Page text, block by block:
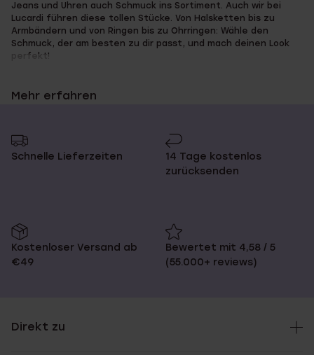
Jeans und Uhren auch Schmuck ins Sortiment. Auch wir bei
Lucardi führen diese tollen Stücke. Von Halsketten bis zu
Armbändern und von Ringen bis zu Ohrringen: Wähle den
Schmuck, der am besten zu dir passt, und mach deinen Look
perfekt!
Lieblingsohrringe von Guess bei
schicken, femininen Look und einen eleganten Rand. Erhältlich
in den Farben Rotgold, Gold und Silber, ist der beschichtete
Schmuck ein echter Eyecatcher! Bei Lucardi kannst du
verschiedene Modelle Guess Ohrringe kaufen, darunter
Mehr erfahren
Schnelle Lieferzeiten
14 Tage kostenlos
zurücksenden
Kostenloser Versand ab
€49
Bewertet mit 4,58 / 5
(55.000+ reviews)
Direkt zu